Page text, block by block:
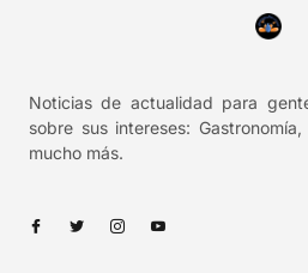
Noticias de actualidad para
sobre sus intereses:
mucho más.